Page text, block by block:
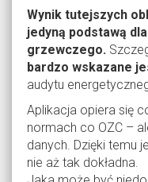
Wynik tutejszych
jedyną podstawą
grzewczego.
bardzo wskazane
audytu
Aplikacja opiera się
normach co OZC –
danych. Dzięki temu
nie aż tak dokładna.